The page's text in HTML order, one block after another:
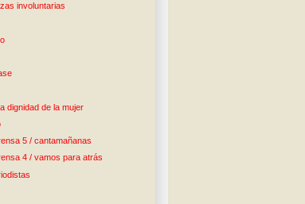
involuntarias
dignidad de la mujer
5 / cantamañanas
4 / vamos para atrás